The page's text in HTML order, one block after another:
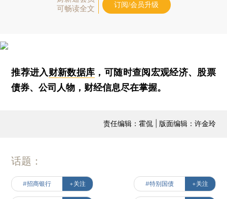
可畅读全文
订阅/会员升级
推荐进入财新数据库 ，可随时查阅宏观经济、股票
债券、公司人物，财经信息尽在掌握。
责任编辑：霍侃 | 版面编辑：许金玲
话题：
#招商银行 +关注 #特别国债 +关注